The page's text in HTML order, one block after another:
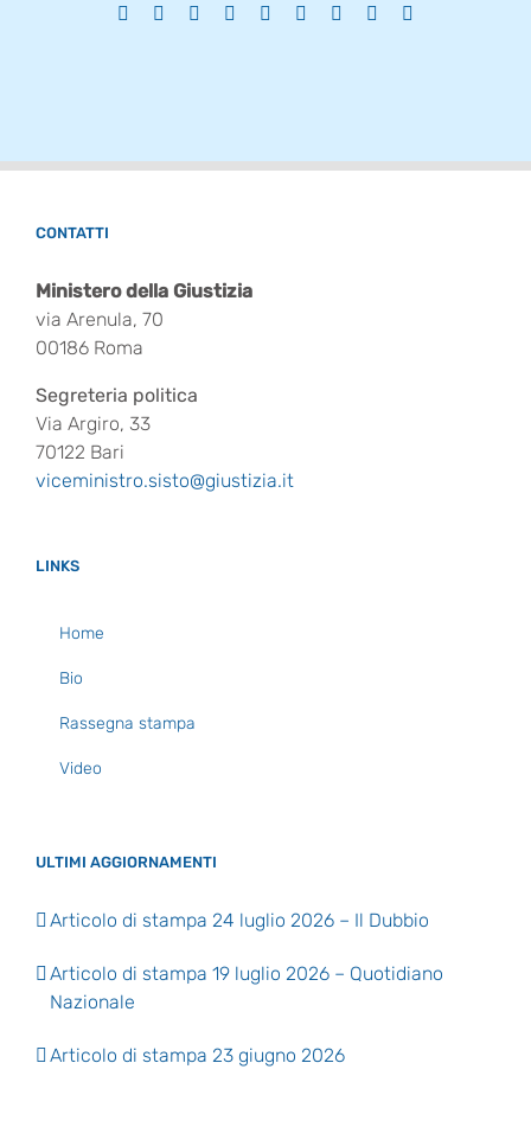
Facebook Reddit LinkedInWhatsApp
TumblrPinterest
CONTATTI
Ministero della Giustizia
via Arenula, 70
00186 Roma
Segreteria politica
Via Argiro, 33
70122 Bari
viceministro.sisto@giustizia.it
LINKS
Home
Bio
Rassegna stampa
Video
ULTIMI AGGIORNAMENTI
Articolo di stampa 24 luglio 2026 – Il Dubbio
Articolo di stampa 19 luglio 2026 – Quotidiano
Nazionale
Articolo di stampa 23 giugno 2026